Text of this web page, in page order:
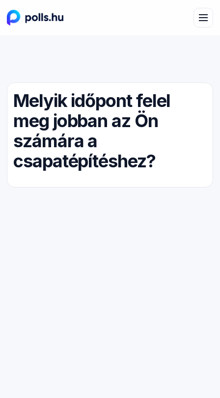
Melyik időpont felel
meg jobban az Ön
számára a
csapatépítéshez?